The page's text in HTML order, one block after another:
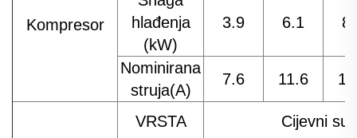
Kompresor
hlađenja
(kW)
3.9 6.1
Nominirana
struja(A)
7.6 11.6
VRSTA Cijevni